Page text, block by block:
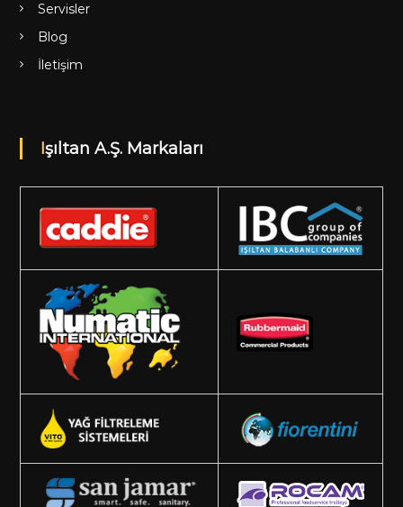
Servisler
Blog
İletişim
Işıltan A.Ş. Markaları